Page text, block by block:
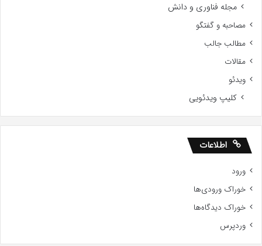
مجله فناوری و دانش
مصاحبه و گفتگو
مطالب جالب
مقالات
ویدئو
کلیپ ویدئویی
اطلاعات
ورود
خوراک ورودی‌ها
خوراک دیدگاه‌ها
وردپرس